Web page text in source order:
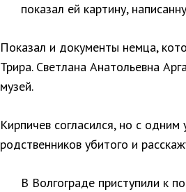
показал ей картину,
Показал и документы немца,
Трира. Светлана Анатольевна
музей.
Кирпичев согласился, но с
родственников убитого и
В Волгограде приступили к